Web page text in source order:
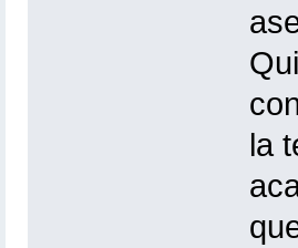
la